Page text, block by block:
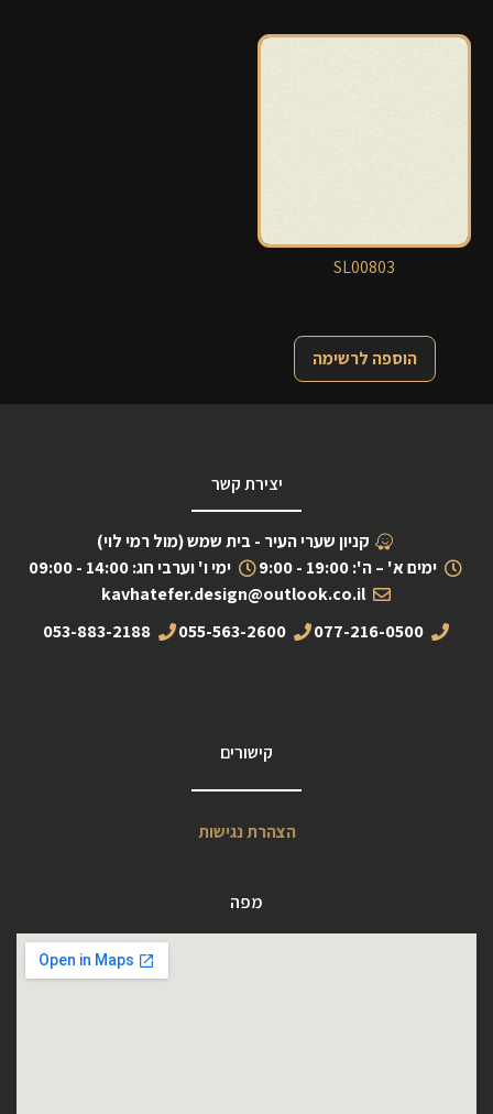
SL00803
הוספה לרשימה
יצירת קשר
קניון שערי העיר - בית שמש (מול רמי לוי)
ימים א' – ה': 19:00 - 9:00
ימי ו' וערבי חג: 14:00 - 09:00
kavhatefer.design@outlook.co.il
077-216-0500
055-563-2600
053-883-2188
קישורים
הצהרת נגישות
מפה